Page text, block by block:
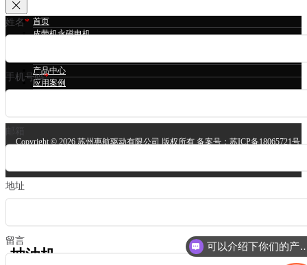
抽油机
首页
皮带机永磁电机
产品中心
应用案例
Copyright ©2026 苏州惠航驱动有限公司 版权所有 备案号：苏ICP备18065721号
姓名*
手机号码*
邮箱
地址
留言 可以介绍下你